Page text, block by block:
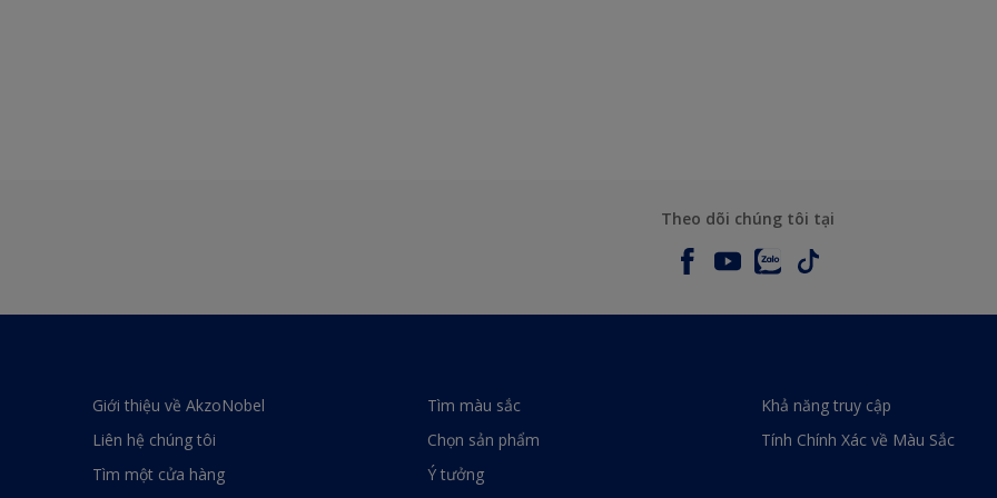
Theo dõi chúng tôi tại
Giới thiệu về AkzoNobel
Liên hệ chúng tôi
Tìm một cửa hàng
Tìm màu sắc
Chọn sản phẩm
Ý tưởng
Khả năng truy cập
Tính Chính Xác về Màu Sắc